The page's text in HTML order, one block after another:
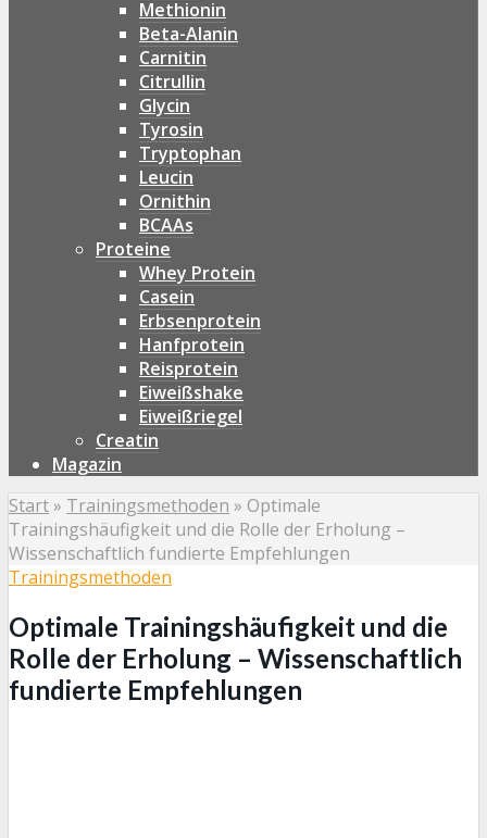
Methionin
Beta-Alanin
Carnitin
Citrullin
Glycin
Tyrosin
Tryptophan
Leucin
Ornithin
BCAAs
Proteine
Whey Protein
Casein
Erbsenprotein
Hanfprotein
Reisprotein
Eiweißshake
Eiweißriegel
Creatin
Magazin
Start» Trainingsmethoden » Optimale
Trainingshäufigkeit und die Rolle der Erholung –
Wissenschaftlich fundierte Empfehlungen
Trainingsmethoden
Optimale Trainingshäufigkeit und die
Rolle der Erholung – Wissenschaftlich
fundierte Empfehlungen